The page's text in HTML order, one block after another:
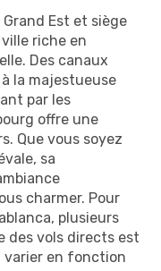
Est et siège
riche en
Des canaux
la majestueuse
par les
offre une
Que vous soyez
sa
charmer. Pour
plusieurs
des vols directs est
varier en fonction